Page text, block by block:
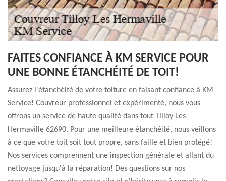
FAITES CONFIANCE À KM SERVICE POUR
UNE BONNE ÉTANCHÉITÉ DE TOIT!
Assurez l'étanchéité de votre toiture en faisant confiance à KM
Service! Couvreur professionnel et expérimenté, nous vous
offrons un service de haute qualité dans tout Tilloy Les
Hermaville 62690. Pour une meilleure étanchéité, nous veillons
à ce que votre toit soit tout propre, sans faille et bien protégé!
Nos services comprennent une inspection générale et allant du
nettoyage jusqu'à la réparation! Des questions sur nos